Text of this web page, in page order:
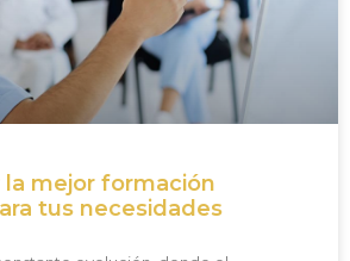
la mejor formación
tus necesidades